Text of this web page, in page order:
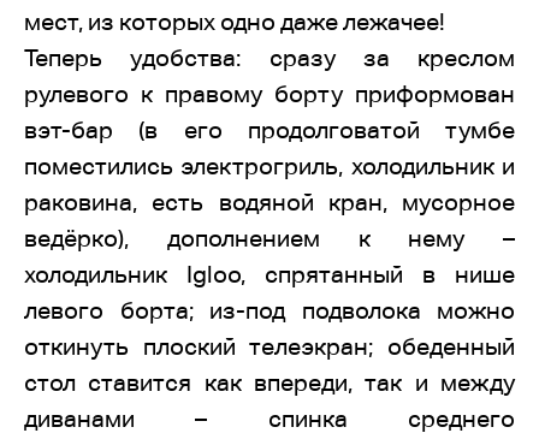
мест, из которых одно даже лежачее!
Теперь удобства: сразу за креслом
рулевого к правому борту приформован
вэт-бар (в его продолговатой тумбе
поместились электрогриль, холодильник и
раковина, есть водяной кран, мусорное
ведёрко), дополнением к нему –
холодильник Igloo, спрятанный в нише
левого борта; из-под подволока можно
откинуть плоский телеэкран; обеденный
стол ставится как впереди, так и между
диванами – спинка среднего